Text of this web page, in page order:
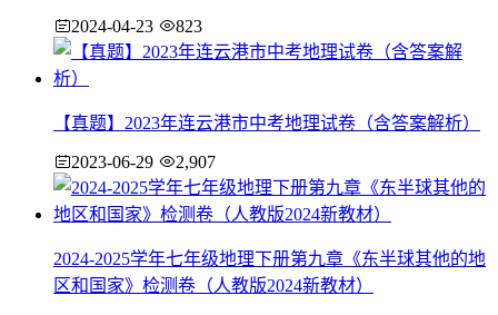
2024-04-23 823
【真题】2023年连云港市中考地理试卷（含答案解析）
2023-06-29 2,907
2024-2025学年七年级地理下册第九章《东半球其他的地
区和国家》检测卷（人教版2024新教材）